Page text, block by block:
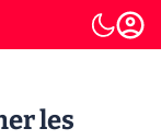
les